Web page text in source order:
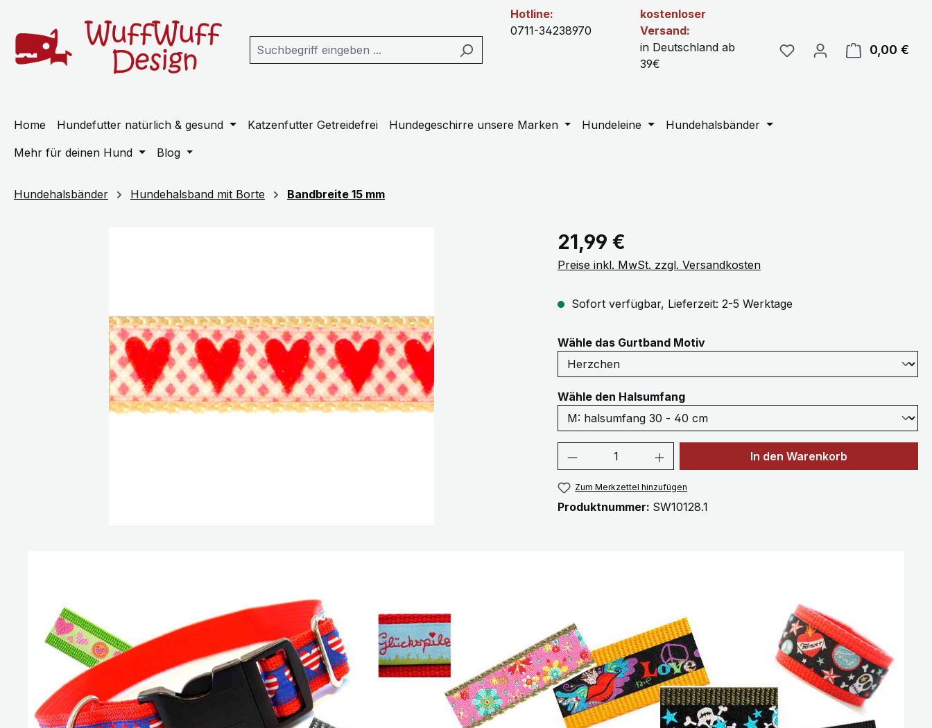
Hotline:
0711-34238970
kostenloser
Versand:
in Deutschland ab
39€
0,00 €
Home Hundefutter natürlich & gesund Katzenfutter Getreidefrei Hundegeschirre unsere Marken Hundeleine
Hundehalsbänder
Mehr für deinen Hund
Blog
Hundehalsbänder Hundehalsband mit Borte Bandbreite 15 mm
Regulärer Preis:
21,99 €
Preise inkl. MwSt. zzgl. Versandkosten
Sofort verfügbar, Lieferzeit: 2-5 Werktage
Wähle das Gurtband Motivauswählen
Wähle den Halsumfangauswählen
Produkt Anzahl: Gib den gewünschten Wert
In den Warenkorb
Zum Merkzettel hinzufügen
Produktnummer: SW10128.1